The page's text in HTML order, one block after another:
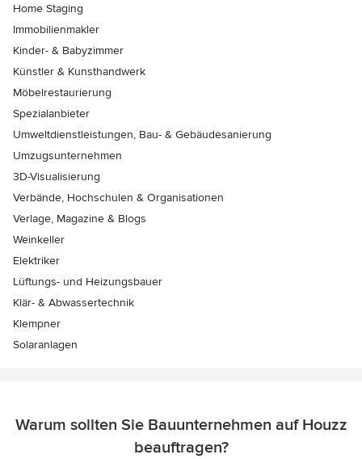
Home Staging
Immobilienmakler
Kinder- & Babyzimmer
Künstler & Kunsthandwerk
Möbelrestaurierung
Spezialanbieter
Umweltdienstleistungen, Bau- & Gebäudesanierung
Umzugsunternehmen
3D-Visualisierung
Verbände, Hochschulen & Organisationen
Verlage, Magazine & Blogs
Weinkeller
Elektriker
Lüftungs- und Heizungsbauer
Klär- & Abwassertechnik
Klempner
Solaranlagen
Warum sollten Sie Bauunternehmen auf Houzz
beauftragen?